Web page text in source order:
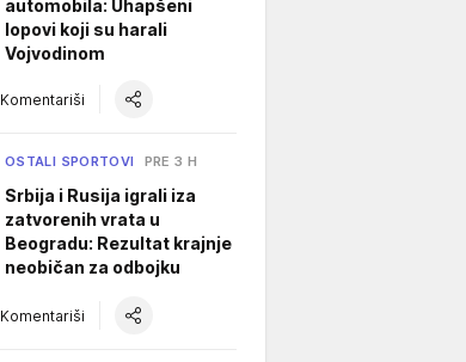
automobila: Uhapšeni
lopovi koji su harali
Vojvodinom
Komentariši
OSTALI SPORTOVI PRE 3 H
Srbija i Rusija igrali iza
zatvorenih vrata u
Beogradu: Rezultat krajnje
neobičan za odbojku
Komentariši